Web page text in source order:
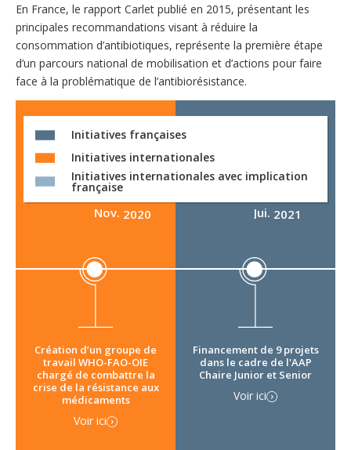
En France, le rapport Carlet publié en 2015, présentant les
principales recommandations visant à réduire la
consommation d’antibiotiques, représente la première étape
d’un parcours national de mobilisation et d’actions pour faire
face à la problématique de l’antibiorésistance.
Initiatives françaises
Initiatives internationales
Initiatives internationales avec implication
française
Nov. 2020
Création d’un groupe de
travail WHO-FAO-OIE
chargé de combattre la
crise de la résistance aux
médicaments
Voir ici
Jui. 2021
Financement de 9 projets
dans le cadre de l'AAP
Chaire Junior et Senior
Voir ici